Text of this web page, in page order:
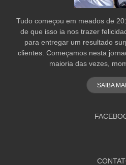
Tudo começou em meados de
de que isso ia nos trazer
para entregar um resultado
clientes. Começamos nesta
maioria das vezes,
SAIBA